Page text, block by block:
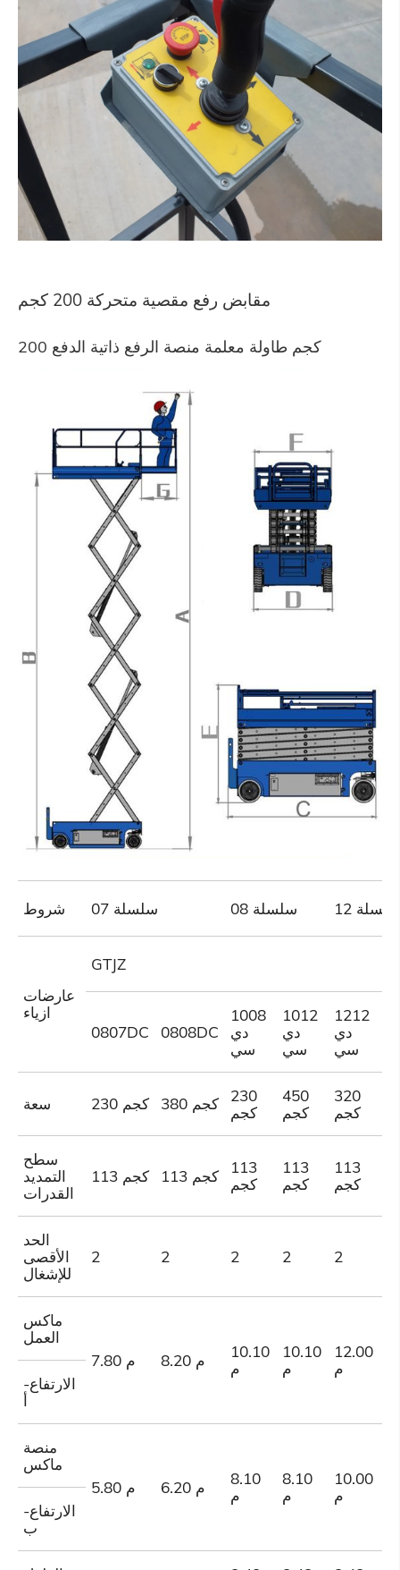
مقابض رفع مقصية متحركة 200 كجم
200 كجم طاولة معلمة منصة الرفع ذاتية الدفع
شروط 07 سلسلة 08 سلسلة سلسلة
عارضات
ازياء
GTJZ
0807DC 0808DC
1008
دي
سي
1012
دي
سي
1212
دي
سي
سعة 230 كجم 380 كجم
230
كجم
450
كجم
320
كجم
سطح
التمديد
القدرات
113 كجم 113 كجم
113
كجم
113
كجم
113
كجم
الحد
الأقصى
للإشغال
2 2 2 2 2
ماكس
7.80 م
8.20 م
10.10
م
10.10
م
12.00
م
الارتفاع-
أ
منصة
5.80 م
6.20 م
8.10
م
8.10
م
10.00
م
الارتفاع-
ب